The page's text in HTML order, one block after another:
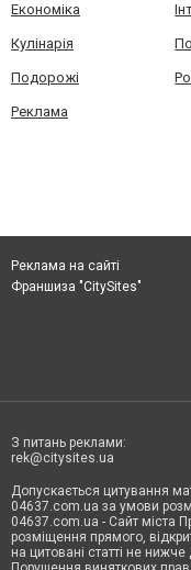
Економіка
Кулінарія
Подорожі
Реклама
Реклама на сайті
Франшиза "CitySites"
З питань реклами:
rek@citysites.ua
Допускається цитування
04637.com.ua за умови
04637.com.ua - Сайт міста
розміщення прямого,
на цитовані статті не